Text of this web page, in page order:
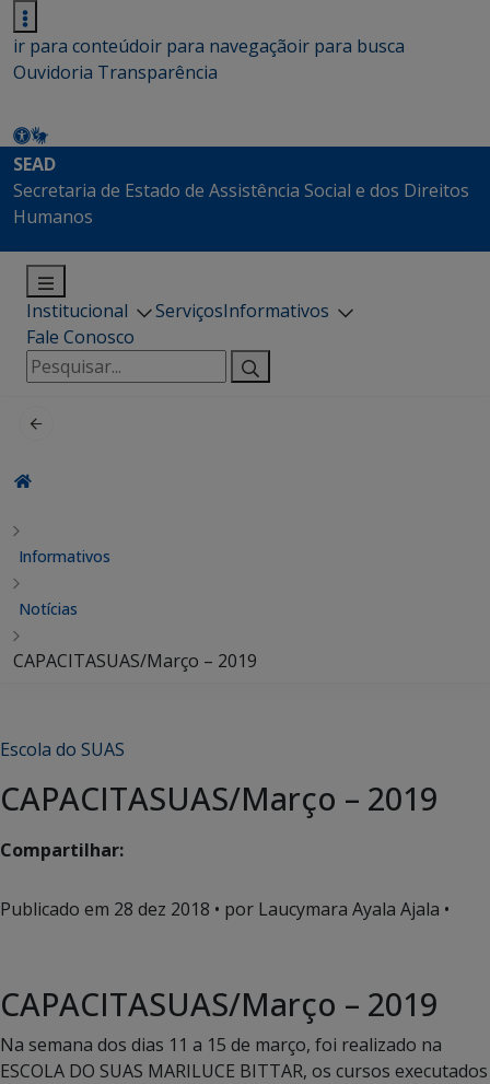
ir para conteúdoir para navegaçãoir para busca
Ouvidoria Transparência
SEAD
Secretaria de Estado de Assistência Social e dos Direitos
Humanos
Institucional ServiçosInformativos
Fale Conosco
Pesquisar
por:
Informativos
Notícias
CAPACITASUAS/Março – 2019
Escola do SUAS
CAPACITASUAS/Março – 2019
Compartilhar:
Publicado em 28 dez 2018 • por Laucymara Ayala Ajala •
CAPACITASUAS/Março – 2019
Na semana dos dias 11 a 15 de março, foi realizado na
ESCOLA DO SUAS MARILUCE BITTAR, os cursos executados